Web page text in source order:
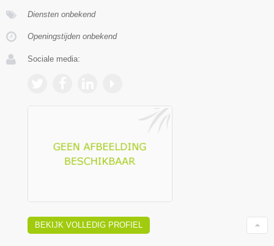
Diensten onbekend
Openingstijden onbekend
Sociale media:
BEKIJK VOLLEDIG PROFIEL